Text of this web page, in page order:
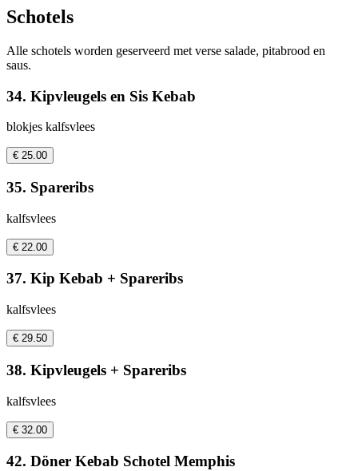
Schotels
Alle schotels worden geserveerd met verse salade, pitabrood en
saus.
34. Kipvleugels en Sis Kebab
blokjes kalfsvlees
€ 25.00
35. Spareribs
kalfsvlees
€ 22.00
37. Kip Kebab + Spareribs
kalfsvlees
€ 29.50
38. Kipvleugels + Spareribs
kalfsvlees
€ 32.00
42. Döner Kebab Schotel Memphis